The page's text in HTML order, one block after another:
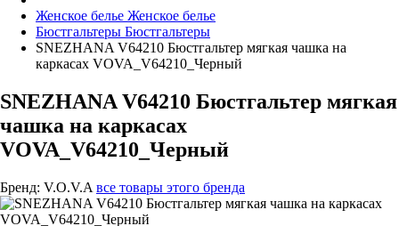
Женское белье Женское белье
Бюстгальтеры Бюстгальтеры
SNEZHANA V64210 Бюстгальтер мягкая чашка на
каркасах VOVA_V64210_Черный
SNEZHANA V64210 Бюстгальтер мягкая
чашка на каркасах
VOVA_V64210_Черный
Бренд: V.O.V.A все товары этого бренда